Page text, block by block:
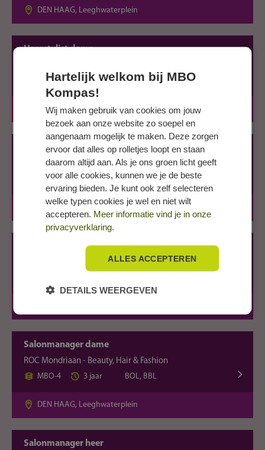
DEN HAAG, Leeghwaterplein
Haarstylist dame
MBO-3
3 jaar BOL, BBL
DEN HAAG, Leeghwaterplein
Haarstylist heer
ROC Mondriaan - Beauty, Hair & Fashion
MBO-3
3 jaar BOL, BBL
DEN HAAG, Leeghwaterplein
ROC Mondriaan - Beauty, Hair & Fashion
Salonmanager dame
ROC Mondriaan - Beauty, Hair & Fashion
MBO-4
3 jaar BOL, BBL
DEN HAAG, Leeghwaterplein
Salonmanager heer
Hartelijk welkom bij MBO
Kompas!
Wij maken gebruik van cookies om jouw
bezoek aan onze website zo soepel en
aangenaam mogelijk te maken. Deze zorgen
ervoor dat alles op rolletjes loopt en staan
daarom altijd aan. Als je ons groen licht geeft
voor alle cookies, kunnen we je de beste
ervaring bieden. Je kunt ook zelf selecteren
welke typen cookies je wel en niet wilt
accepteren. Meer informatie vind je in onze
privacyverklaring.
ALLES ACCEPTEREN
DETAILS WEERGEVEN